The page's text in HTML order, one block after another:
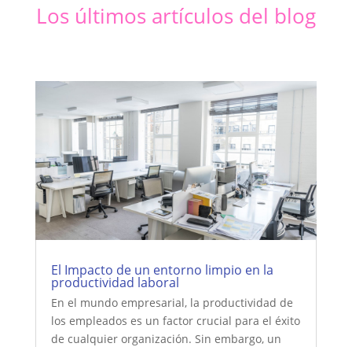
Los últimos artículos del blog
El Impacto de un entorno limpio en la
productividad laboral
En el mundo empresarial, la productividad de
los empleados es un factor crucial para el éxito
de cualquier organización. Sin embargo, un